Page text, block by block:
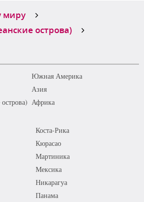
миру
острова)
Южная Америка
Азия
Африка
Коста-Рика
Кюрасао
Мартиника
Мексика
Никарагуа
Панама